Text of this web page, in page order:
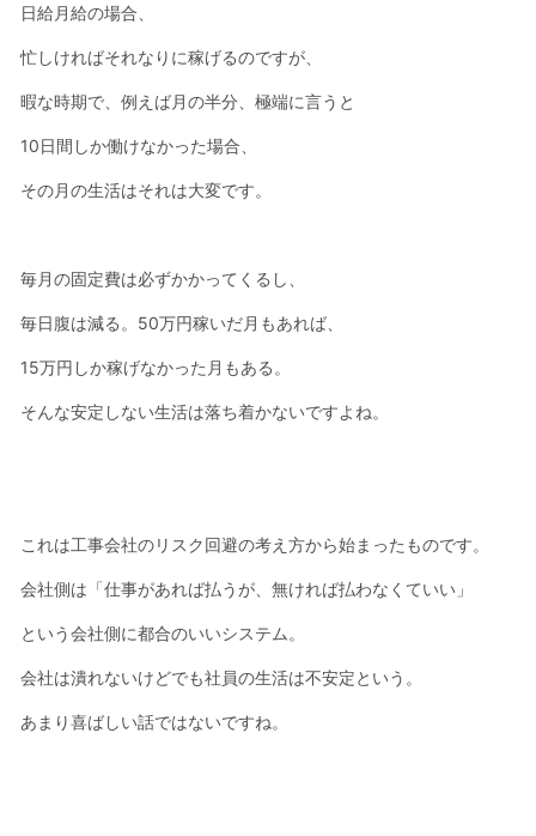
日給月給の場合、
忙しければそれなりに稼げるのですが、
暇な時期で、例えば月の半分、極端に言うと
10日間しか働けなかった場合、
その月の生活はそれは大変です。
毎月の固定費は必ずかかってくるし、
毎日腹は減る。50万円稼いだ月もあれば、
15万円しか稼げなかった月もある。
そんな安定しない生活は落ち着かないですよね。
これは工事会社のリスク回避の考え方から始まったものです。
会社側は「仕事があれば払うが、無ければ払わなくていい」
という会社側に都合のいいシステム。
会社は潰れないけどでも社員の生活は不安定という。
あまり喜ばしい話ではないですね。